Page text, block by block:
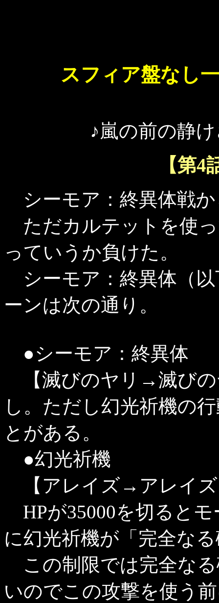
スフィア盤なし
♪嵐の前の静
【第
シーモア：終異体戦か
ただカルテットを使
っていうか負けた。
シーモア：終異体（
ーンは次の通り。
●シーモア：終異体
【滅びのヤリ→滅び
し。ただし幻光祈機の
とがある。
●幻光祈機
【アレイズ→アレイズ
HPが35000を切ると
に幻光祈機が「完全な
この制限では完全な
いのでこの攻撃を使う